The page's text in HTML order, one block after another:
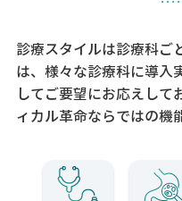
診療スタイルは診療科ご
は、様々な診療科に導入
してご要望にお応えして
ィカル革命ならではの機